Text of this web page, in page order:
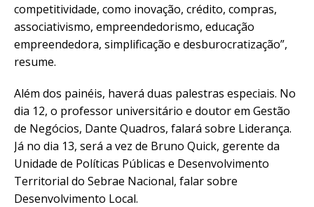
competitividade, como inovação, crédito, compras,
associativismo, empreendedorismo, educação
empreendedora, simplificação e desburocratização”,
resume.
Além dos painéis, haverá duas palestras especiais. No
dia 12, o professor universitário e doutor em Gestão
de Negócios, Dante Quadros, falará sobre Liderança.
Já no dia 13, será a vez de Bruno Quick, gerente da
Unidade de Políticas Públicas e Desenvolvimento
Territorial do Sebrae Nacional, falar sobre
Desenvolvimento Local.